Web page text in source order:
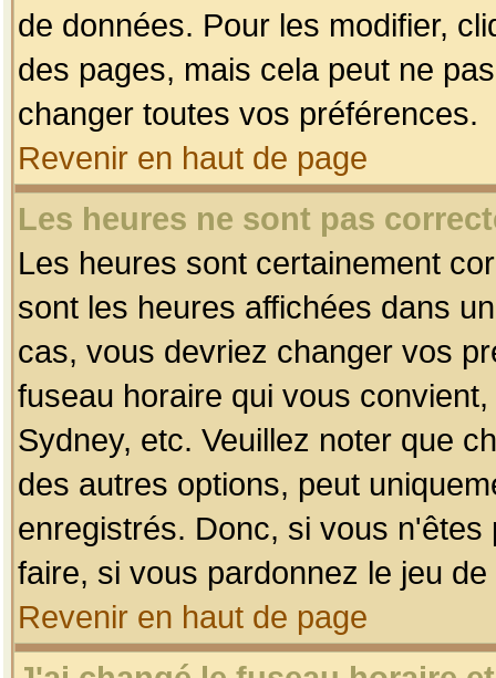
de données. Pour les modifier,
des pages, mais cela peut ne
changer toutes vos préférences.
Revenir en haut de page
Les heures ne sont pas
Les heures sont certainement
sont les heures affichées dans
cas, vous devriez changer vos
fuseau horaire qui vous
Sydney, etc. Veuillez noter que
des autres options, peut
enregistrés. Donc, si vous
faire, si vous pardonnez le jeu
Revenir en haut de page